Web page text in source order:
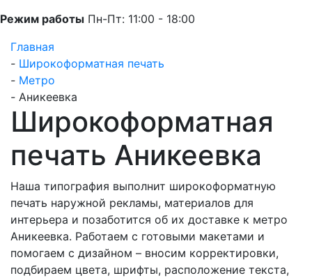
Режим работы Пн-Пт: 11:00 - 18:00
Главная
- Широкоформатная печать
- Метро
- Аникеевка
Широкоформатная
печать Аникеевка
Наша типография выполнит широкоформатную
печать наружной рекламы, материалов для
интерьера и позаботится об их доставке к метро
Аникеевка. Работаем с готовыми макетами и
помогаем с дизайном – вносим корректировки,
подбираем цвета, шрифты, расположение текста,